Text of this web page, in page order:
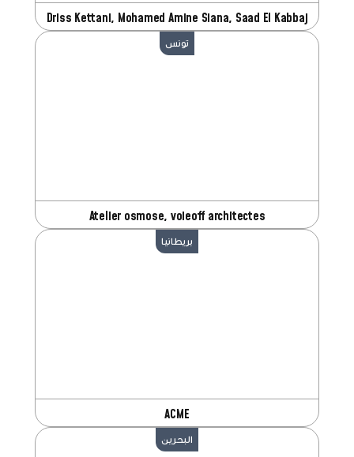
Driss Kettani, Mohamed Amine Siana, Saad El Kabbaj
Atelier osmose, voieoff architectes
تونس
ACME
بريطانيا
البحرين